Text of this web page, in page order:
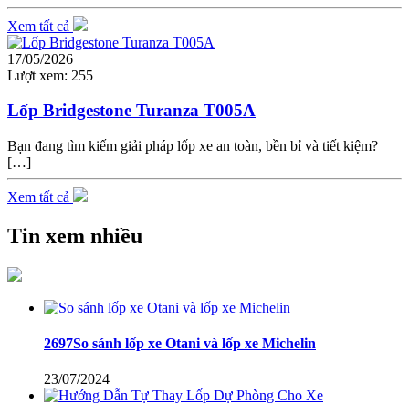
Xem tất cả
17/05/2026
Lượt xem: 255
Lốp Bridgestone Turanza T005A
Bạn đang tìm kiếm giải pháp lốp xe an toàn, bền bỉ và tiết kiệm?
[…]
Xem tất cả
Tin xem nhiều
2697So sánh lốp xe Otani và lốp xe Michelin
23/07/2024